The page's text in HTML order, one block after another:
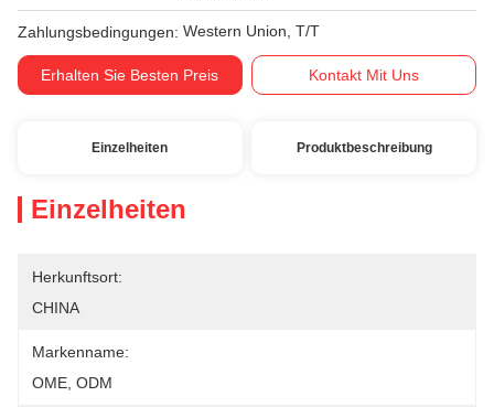
Zahlungsbedingungen: Western Union, T/T
Erhalten Sie Besten Preis Kontakt Mit Uns
Einzelheiten Produktbeschreibung
Einzelheiten
Herkunftsort:
CHINA
Markenname:
OME, ODM